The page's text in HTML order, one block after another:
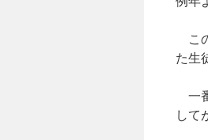
こ
た生
一
して